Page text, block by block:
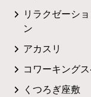
リラクゼーシ
ン
アカスリ
コワーキング
くつろぎ座敷